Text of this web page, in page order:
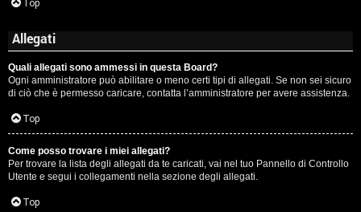
Top
Allegati
Quali allegati sono ammessi in questa Board?
Ogni amministratore può abilitare o meno certi tipi di allegati. Se non sei sicuro
di ciò che è permesso caricare, contatta l’amministratore per avere assistenza.
Top
Come posso trovare i miei allegati?
Per trovare la lista degli allegati da te caricati, vai nel tuo Pannello di Controllo
Utente e segui i collegamenti nella sezione degli allegati.
Top